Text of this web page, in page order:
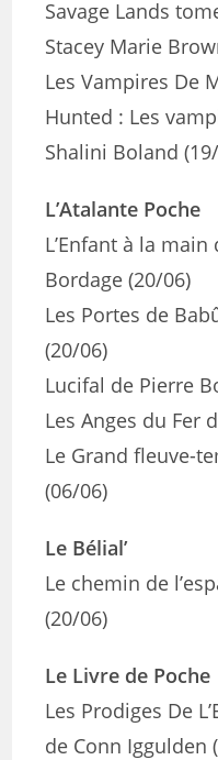
Savage Lands
Stacey Marie
Les Vampires De
Hunted : Les
Shalini Boland
L’Atalante Poche
L’Enfant à la
Bordage (20/06)
Les Portes de
(20/06)
Lucifal de Pierre
Les Anges du Fer
Le Grand fleuve-
(06/06)
Le Bélial’
Le chemin de
(20/06)
Le Livre de Poche
Les Prodiges De
de Conn Iggulden